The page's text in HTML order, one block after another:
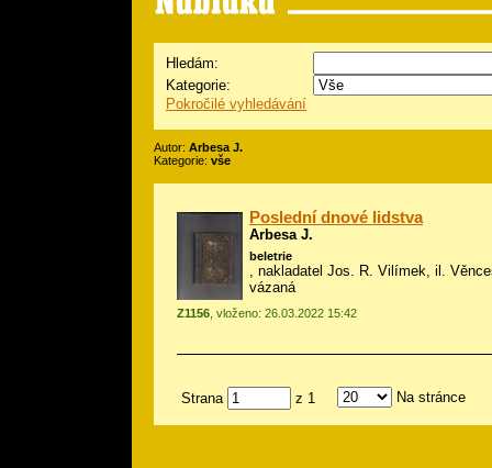
Hledám:
Kategorie:
Pokročilé vyhledávání
Autor: Arbesa J.
Kategorie: vše
Poslední dnové lidstva
Arbesa J.
beletrie
, nakladatel Jos. R. Vilímek, il.
vázaná
Z1156 , vloženo: 26.03.2022 15:42
Strana z 1 Na stránce